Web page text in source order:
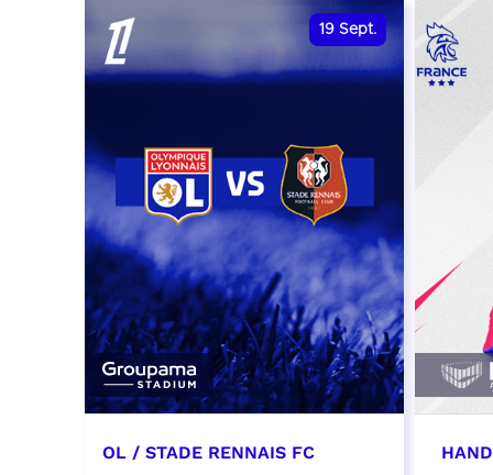
RÉSERVER
19 Sept.
OL / STADE RENNAIS FC